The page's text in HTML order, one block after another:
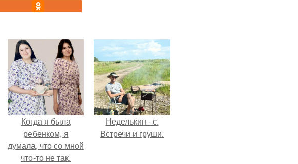
Когда я была
ребенком, я
думала, что со мной
что-то не так.
Неделькин - с.
Встречи и груши.